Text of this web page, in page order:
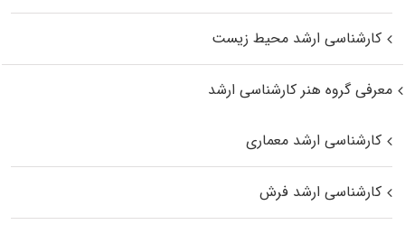
کارشناسی ارشد محیط زیست
معرفی گروه هنر کارشناسی ارشد
کارشناسی ارشد معماری
کارشناسی ارشد فرش